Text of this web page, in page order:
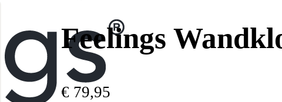
Feelings
€ 79,95